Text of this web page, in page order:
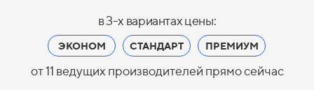
в 3-х вариантах цены:
ЭКОНОМ СТАНДАРТ ПРЕМИУМ
от 11 ведущих производителей прямо сейчас